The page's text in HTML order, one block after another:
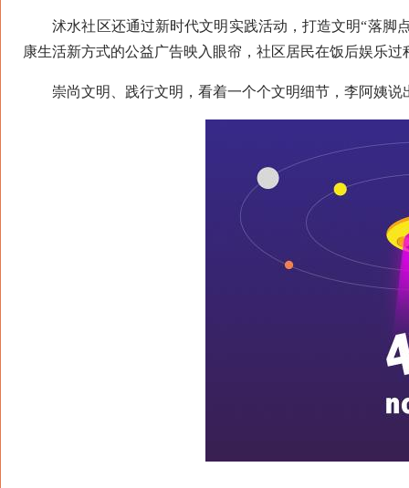
沭水社区还通过新时代文明实践活动，打造文明“落脚
康生活新方式的公益广告映入眼帘，社区居民在饭后娱乐
崇尚文明、践行文明，看着一个个文明细节，李阿姨说